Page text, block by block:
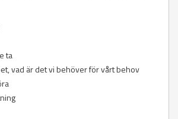
ta
vad är det vi behöver för vårt behov